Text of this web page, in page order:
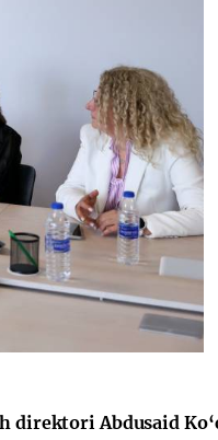
direktori Abdusaid